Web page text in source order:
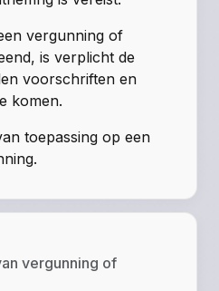
vergunning of
is verplicht de
voorschriften en
komen.
toepassing op een
vergunning of